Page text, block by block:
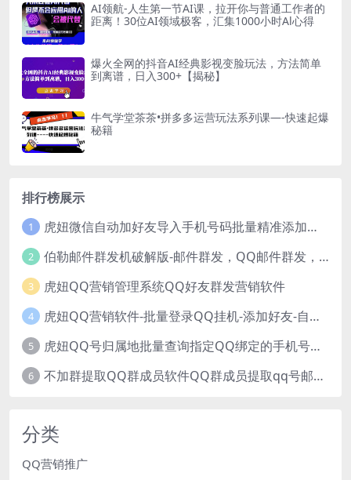
AI领航-人生第一节AI课，拉开你与普通工作者的
距离！30位AI领域极客，汇集1000小时Al心得
爆火全网的抖音AI经典影视变脸玩法，方法简单
到离谱，日入300+【揭秘】
牛气学堂茶茶•拼多多运营玩法系列课—-快速起爆
秘籍
排行榜展示
1 虎妞微信自动加好友导入手机号码批量精准添加客户售营销软件微商工具
2 伯勒邮件群发机破解版-邮件群发，QQ邮件群发，邮件群发软件，伯乐邮件群发工具，邮件群发器
3 虎妞QQ营销管理系统QQ好友群发营销软件
4 虎妞QQ营销软件-批量登录QQ挂机-添加好友-自动加群-群发消息-临时会话
5 虎妞QQ号归属地批量查询指定QQ绑定的手机号软件
6 不加群提取QQ群成员软件QQ群成员提取qq号邮箱软件
分类
QQ营销推广